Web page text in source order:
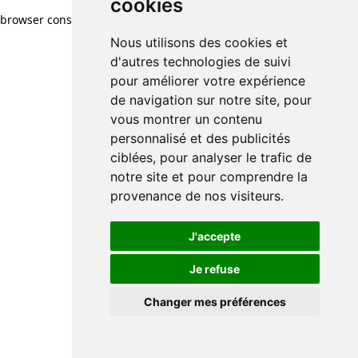
cookies
Nous utilisons des cookies et
d'autres technologies de suivi
pour améliorer votre expérience
de navigation sur notre site, pour
vous montrer un contenu
personnalisé et des publicités
ciblées, pour analyser le trafic de
notre site et pour comprendre la
provenance de nos visiteurs.
J'accepte
Je refuse
Changer mes préférences
browser console for more information)